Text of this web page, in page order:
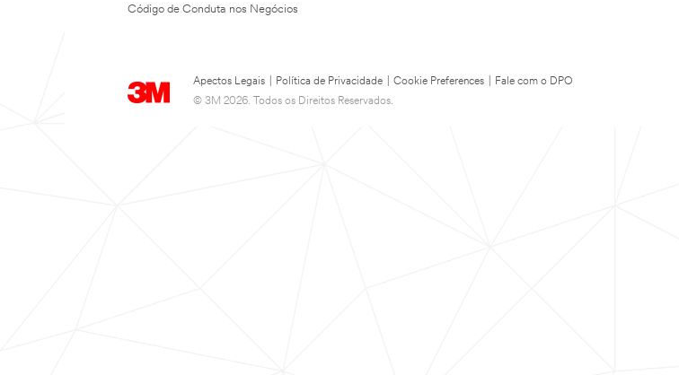
Código de Conduta nos Negócios
Apectos Legais Política de Privacidade Cookie Preferences
Fale com o DPO
© 3M 2026. Todos os Direitos Reservados.